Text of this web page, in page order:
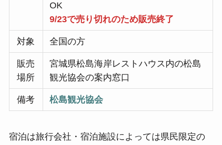
OK
9/23で売り切れのため販売終了
対象 全国の方
販売
場所
宮城県松島海岸レストハウス内の松島
観光協会の案内窓口
備考 松島観光協会
宿泊は旅行会社・宿泊施設によっては県民限定の